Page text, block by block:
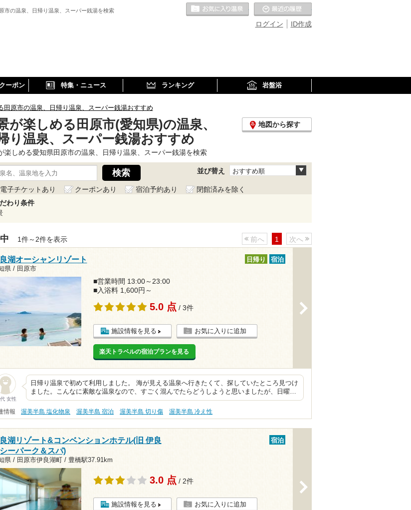
市の温泉、日帰り温泉、スーパー銭湯を検索
ID作成
ログイン
お気に入りの温泉
ーポン 特集・ニュース ランキング 岩盤浴
田原市の温泉、日帰り温泉、スーパー銭湯おすすめ
が楽しめる田原市(愛知県)の温泉、
り温泉、スーパー銭湯おすすめ
地図から探す
楽しめる愛知県田原市の温泉、日帰り温泉、スーパー銭湯を検索
並び替え おすすめ順
電子チケットあり クーポンあり 宿泊予約あり
閉館済みを除く
わり条件
1件～2件を表示 前へ 1 次へ
湖オーシャンリゾート
県 / 田原市
日帰り 宿泊
■営業時間 13:00～23:00
■入浴料 1,600円～
5.0 点 / 3件
施設情報を見る お気に入りに追加
楽天トラベルの宿泊プランを見る
女性
日帰り温泉で初めて利用しました。 海が見える温泉へ行きたくて、探していたところ見つけ
ました。こんなに素敵な温泉なので、すごく混んでたらどうしようと思いましたが、日曜…
情報 渥美半島 塩化物泉 渥美半島 宿泊 渥美半島 切り傷 渥美半島 冷え性
湖リゾート&コンベンションホテル(旧 伊良
ーパーク＆スパ)
県 / 田原市伊良湖町 / 豊橋駅37.91km
宿泊
3.0 点 / 2件
施設情報を見る お気に入りに追加